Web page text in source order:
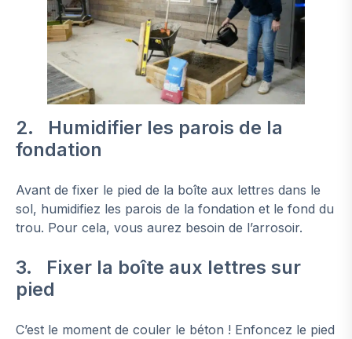
2. Humidifier les parois de la
fondation
Avant de fixer le pied de la boîte aux lettres dans le
sol, humidifiez les parois de la fondation et le fond du
trou. Pour cela, vous aurez besoin de l’arrosoir.
3. Fixer la boîte aux lettres sur
pied
C’est le moment de couler le béton ! Enfoncez le pied